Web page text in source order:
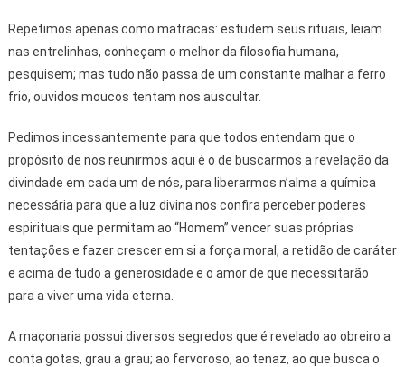
Repetimos apenas como matracas: estudem seus rituais, leiam
nas entrelinhas, conheçam o melhor da filosofia humana,
pesquisem; mas tudo não passa de um constante malhar a ferro
frio, ouvidos moucos tentam nos auscultar.
Pedimos incessantemente para que todos entendam que o
propósito de nos reunirmos aqui é o de buscarmos a revelação da
divindade em cada um de nós, para liberarmos n’alma a química
necessária para que a luz divina nos confira perceber poderes
espirituais que permitam ao “Homem” vencer suas próprias
tentações e fazer crescer em si a força moral, a retidão de caráter
e acima de tudo a generosidade e o amor de que necessitarão
para a viver uma vida eterna.
A maçonaria possui diversos segredos que é revelado ao obreiro a
conta gotas, grau a grau; ao fervoroso, ao tenaz, ao que busca o